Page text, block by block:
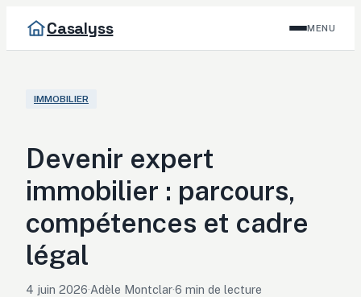
Casalyss MENU
IMMOBILIER
Devenir expert
immobilier : parcours,
compétences et cadre
légal
4 juin 2026·Adèle Montclar·6 min de lecture